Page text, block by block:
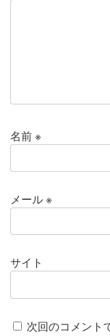
名前※
メール※
サイト
次回のコメント